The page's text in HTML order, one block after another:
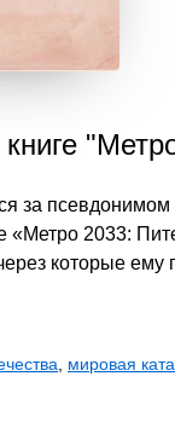
за
2033:
которые ему
мировая